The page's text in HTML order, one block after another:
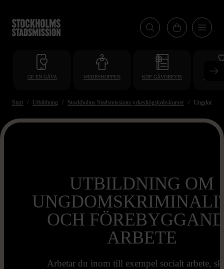
till
huvudinnehåll
GE EN GÅVA WEBBSHOPPEN KÖP GÅVOBEVIS
Start Utbildning Stockholms Stadsmissions yrkeshögskole-kurser
UTBILDNING OM
OCH
ARBETE
Arbetar du inom till exempel socialt arbete,